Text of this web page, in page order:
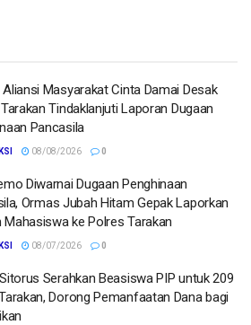
Masyarakat Cinta Damai Desak
Tindaklanjuti Laporan Dugaan
Pancasila
08/08/2026 0
Diwarnai Dugaan Penghinaan
Ormas Jubah Hitam Gepak Laporkan
Mahasiswa ke Polres Tarakan
08/07/2026 0
Serahkan Beasiswa PIP untuk 209
Dorong Pemanfaatan Dana bagi